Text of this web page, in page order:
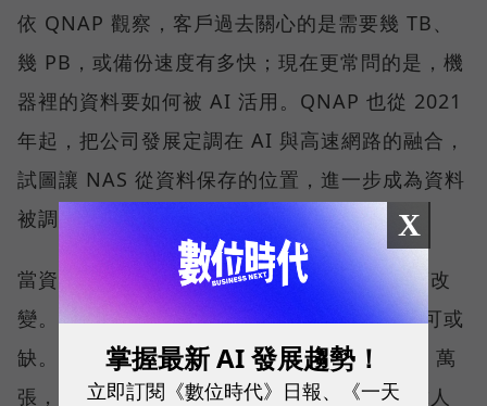
依 QNAP 觀察，客戶過去關心的是需要幾 TB、
幾 PB，或備份速度有多快；現在更常問的是，機
器裡的資料要如何被 AI 活用。QNAP 也從 2021
年起，把公司發展定調在 AI 與高速網路的融合，
試圖讓 NAS 從資料保存的位置，進一步成為資料
被調用的位置。
當資料量持續擴大，搜尋與管理方式也會跟著改
變。「在 NAS 裡放入 AI Agent 會越來越不可或
缺。」劉文義舉例，當照片累積到 10 萬、20 萬
張，要找出其中幾張特定畫面，已不可能只靠人
X
掌握最新 AI 發展趨勢！
立即訂閱《數位時代》日報、《一天